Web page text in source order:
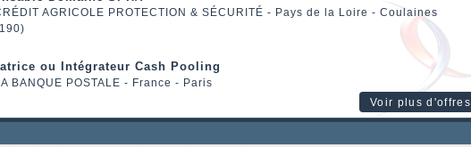
AGRICOLE PROTECTION & SÉCURITÉ - Pays de la Loire - Coulaines
ou Intégrateur Cash Pooling
BANQUE POSTALE - France - Paris
Voir plus d'offres